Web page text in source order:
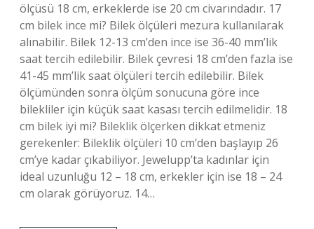
ölçüsü 18 cm, erkeklerde ise 20 cm civarındadır. 17
cm bilek ince mi? Bilek ölçüleri mezura kullanılarak
alınabilir. Bilek 12-13 cm’den ince ise 36-40 mm’lik
saat tercih edilebilir. Bilek çevresi 18 cm’den fazla ise
41-45 mm’lik saat ölçüleri tercih edilebilir. Bilek
ölçümünden sonra ölçüm sonucuna göre ince
bilekliler için küçük saat kasası tercih edilmelidir. 18
cm bilek iyi mi? Bileklik ölçerken dikkat etmeniz
gerekenler: Bileklik ölçüleri 10 cm’den başlayıp 26
cm’ye kadar çıkabiliyor. Jewelupp’ta kadınlar için
ideal uzunluğu 12 – 18 cm, erkekler için ise 18 – 24
cm olarak görüyoruz. 14…